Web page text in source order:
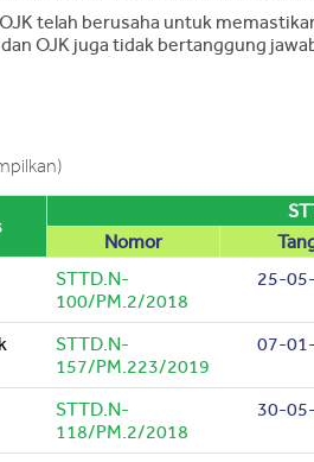
telah berusaha untuk
OJK juga tidak bertanggung
Nomor
STTD.N-
100/PM.2/2018
25-
STTD.N-
157/PM.223/2019
07-
STTD.N-
118/PM.2/2018
30-